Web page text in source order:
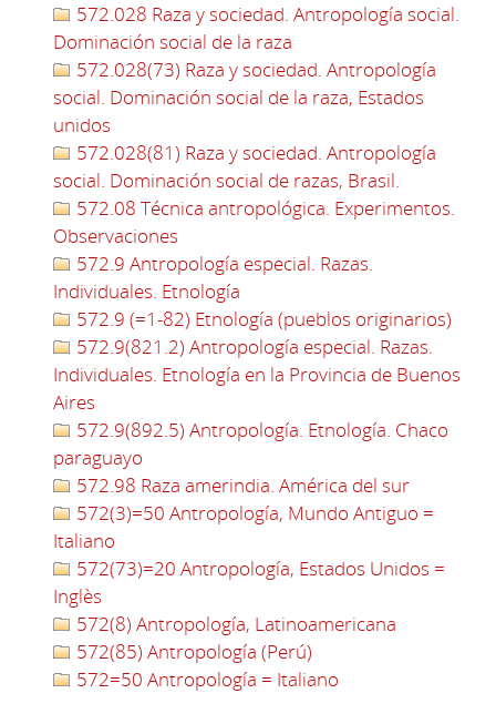
572.028 Raza y sociedad. Antropología social.
Dominación social de la raza
572.028(73) Raza y sociedad. Antropología
social. Dominación social de la raza, Estados
unidos
572.028(81) Raza y sociedad. Antropología
social. Dominación social de razas, Brasil.
572.08 Técnica antropológica. Experimentos.
Observaciones
572.9 Antropología especial. Razas.
Individuales. Etnología
572.9 (=1-82) Etnología (pueblos originarios)
572.9(821.2) Antropología especial. Razas.
Individuales. Etnología en la Provincia de Buenos
Aires
572.9(892.5) Antropología. Etnología. Chaco
paraguayo
572.98 Raza amerindia. América del sur
572(3)=50 Antropología, Mundo Antiguo =
Italiano
572(73)=20 Antropología, Estados Unidos =
Inglès
572(8) Antropología, Latinoamericana
572(85) Antropología (Perú)
572=50 Antropología = Italiano